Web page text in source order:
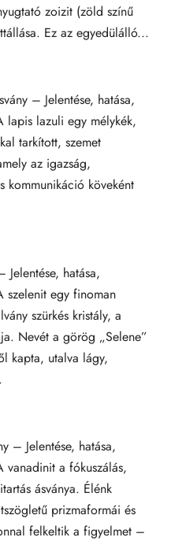
zoizit (zöld színű
Ez az egyedülálló...
– Jelentése, hatása,
lapis lazuli egy mélykék,
tarkított, szemet
az igazság,
kommunikáció köveként
Jelentése, hatása,
szelenit egy finoman
szürkés kristály, a
Nevét a görög „Selene”
kapta, utalva lágy,
– Jelentése, hatása,
a fókuszálás,
ásványa. Élénk
prizmaformái és
felkeltik a figyelmet –